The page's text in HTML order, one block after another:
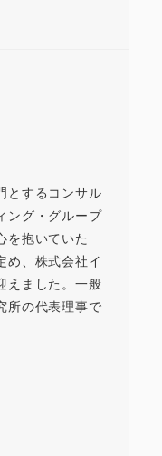
とするコンサル
ング・グループ
を抱いていた
め、株式会社イ
えました。一般
所の代表理事で